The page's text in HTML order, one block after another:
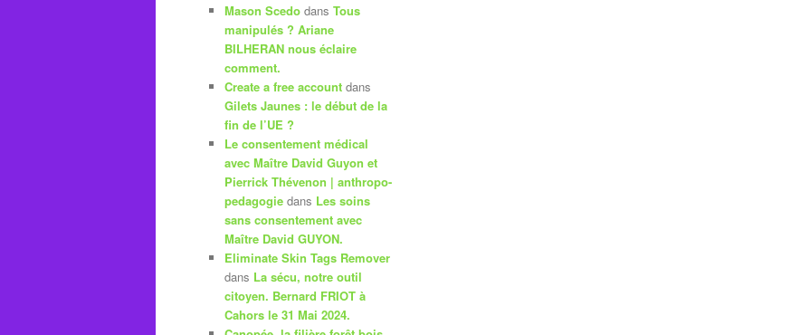
Mason Scedo dans Tous
manipulés ? Ariane
BILHERAN nous éclaire
comment.
Create a free account dans
Gilets Jaunes : le début de la
fin de l’UE ?
Le consentement médical
avec Maître David Guyon et
Pierrick Thévenon | anthropo-
pedagogie dans Les soins
sans consentement avec
Maître David GUYON.
Eliminate Skin Tags Remover
dans La sécu, notre outil
citoyen. Bernard FRIOT à
Cahors le 31 Mai 2024.